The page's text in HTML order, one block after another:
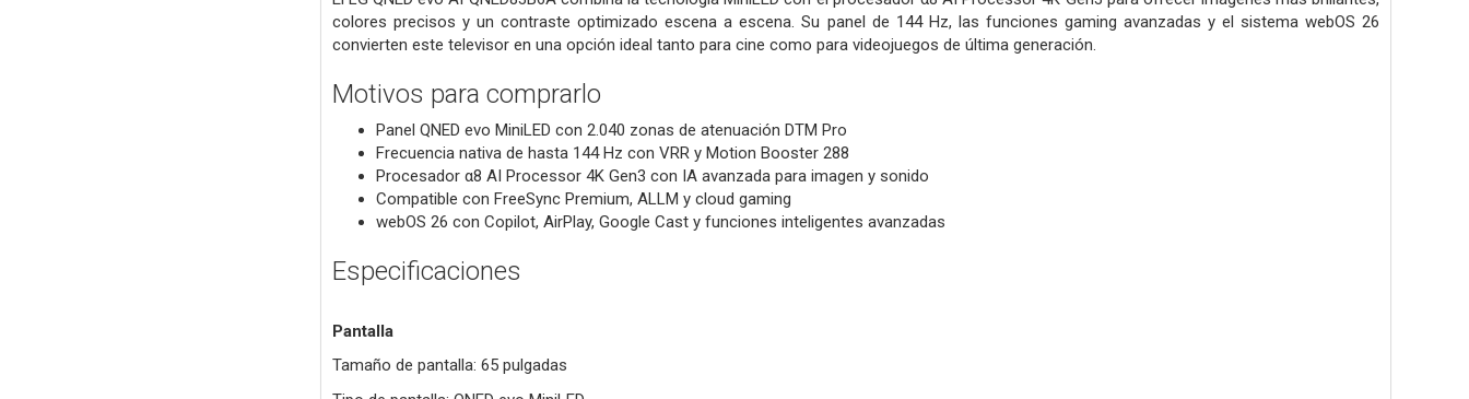
colores precisos y un contraste optimizado escena a escena. Su panel de 144 Hz, las funciones gaming avanzadas y el sistema webOS 26
convierten este televisor en una opción ideal tanto para cine como para videojuegos de última generación.
Motivos para comprarlo
Panel QNED evo MiniLED con 2.040 zonas de atenuación DTM Pro
Frecuencia nativa de hasta 144 Hz con VRR y Motion Booster 288
Procesador α8 AI Processor 4K Gen3 con IA avanzada para imagen y sonido
Compatible con FreeSync Premium, ALLM y cloud gaming
webOS 26 con Copilot, AirPlay, Google Cast y funciones inteligentes avanzadas
Especificaciones
Pantalla
Tamaño de pantalla: 65 pulgadas